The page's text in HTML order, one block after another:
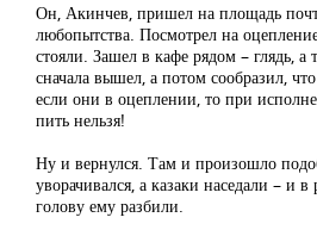
Он, Акинчев, пришел на площадь
любопытства. Посмотрел на
стояли. Зашел в кафе рядом – глядь,
сначала вышел, а потом сообразил,
если они в оцеплении, то при
пить нельзя!
Ну и вернулся. Там и произошло
уворачивался, а казаки наседали – и в
голову ему разбили.